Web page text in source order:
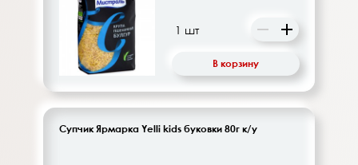
В корзину
Супчик Ярмарка Yelli kids буковки 80г к/у